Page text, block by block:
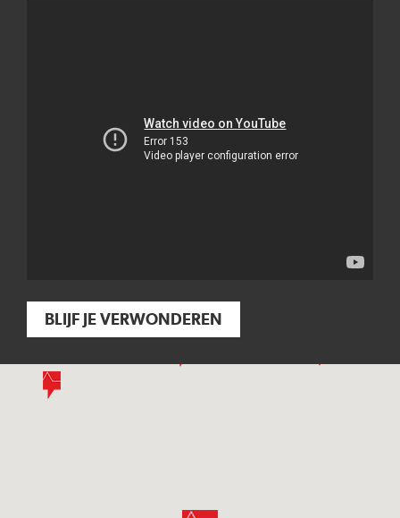
BLIJF JE VERWONDEREN